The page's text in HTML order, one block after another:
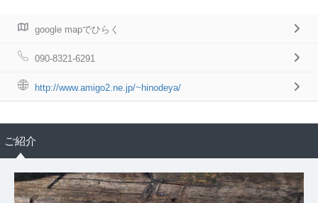
google mapでひらく
090-8321-6291
http://www.amigo2.ne.jp/~hinodeya/
ご紹介